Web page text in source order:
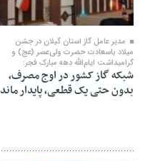
۲۹ بهمن ۱۴۰۴
مدیر عامل گاز استان گیلان در جشن
میلاد باسعادت حضرت ولی‌عصر (عج) و
گرامیداشت ایام‌الله دهه مبارک فجر:
شبکه گاز کشور در اوج مصرف،
بدون حتی یک قطعی، پایدار ماند